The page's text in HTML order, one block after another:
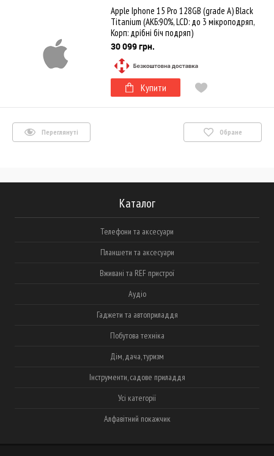
Apple Iphone 15 Pro 128GB (grade A) Black
Titanium (АКБ:90%, LCD: до 3 мікроподряп,
Корп: дрібні біч подряп)
30 099 грн.
Купити
Переглянуті Обране
Каталог
Телефони та аксесуари
Планшети та аксесуари
Вживані та REF пристрої
Аудіо
Гаджети та автоприладдя
Побутова техніка
Дім, дача, туризм
Інструменти, садове приладдя
Усі категорії
Алфавітний покажчик